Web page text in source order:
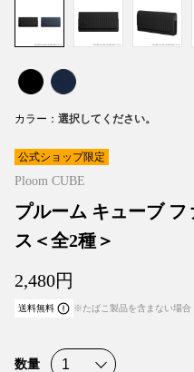
カラー
公式ショップ限定
Ploom CUBE
プルーム キューブ
ス＜全2種＞
2,480円
送料無料 ※たばこ製品を含まない場合
数量